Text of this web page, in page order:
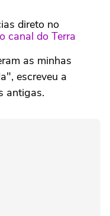
direto no
canal do Terra
as minhas
escreveu a
antigas.